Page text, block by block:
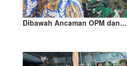
Dibawah Ancaman OPM dan…